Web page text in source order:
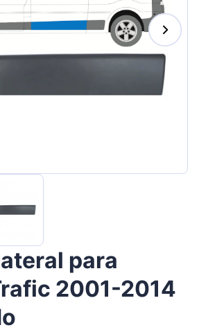
Suomen
Slovenian
para
2001-2014